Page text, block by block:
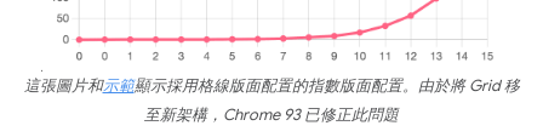
這張圖片和示範顯示採用格線版面配置的指數版面配置。由於將 Grid 移
至新架構，Chrome 93 已修正此問題